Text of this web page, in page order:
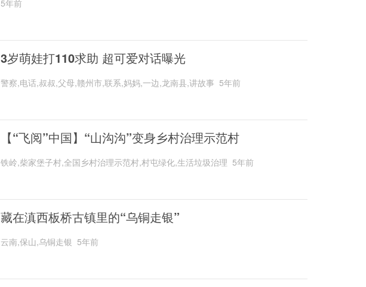
5年前
3岁萌娃打110求助 超可爱对话曝光
警察,电话,叔叔,父母,赣州市,联系,妈妈,一边,龙南县,讲故事 5年前
【“飞阅”中国】“山沟沟”变身乡村治理示范村
铁岭,柴家堡子村,全国乡村治理示范村,村屯绿化,生活垃圾治理 5年前
藏在滇西板桥古镇里的“乌铜走银”
云南,保山,乌铜走银 5年前